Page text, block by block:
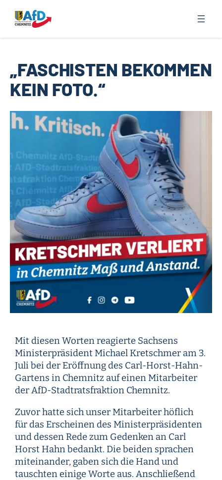
Inhalt
springen
„FASCHISTEN BEKOMMEN
KEIN FOTO.“
Mit diesen Worten reagierte Sachsens
Ministerpräsident Michael Kretschmer am 3.
Juli bei der Eröffnung des Carl-Horst-Hahn-
Gartens in Chemnitz auf einen Mitarbeiter
der AfD-Stadtratsfraktion Chemnitz.
Zuvor hatte sich unser Mitarbeiter höflich
für das Erscheinen des Ministerpräsidenten
und dessen Rede zum Gedenken an Carl
Horst Hahn bedankt. Die beiden sprachen
miteinander, gaben sich die Hand und
tauschten einige Worte aus. Anschließend